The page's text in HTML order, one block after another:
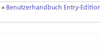
» Benutzerhandbuch Entry-